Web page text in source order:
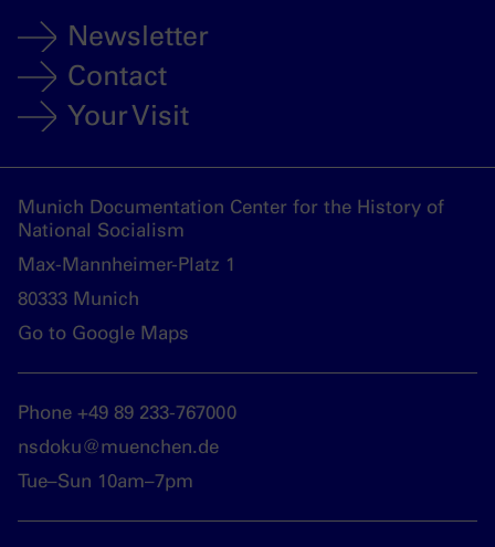
Newsletter
Contact
Your Visit
Munich Documentation Center for the History of
National Socialism
Max-Mannheimer-Platz 1
80333 Munich
Go to Google Maps
Phone +49 89 233-767000
nsdoku@muenchen.de
Tue–Sun 10am–7pm